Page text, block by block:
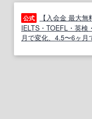
公式
【入会金 最大
IELTS・TOEFL・英検
月で変化、4.5〜6ヶ月